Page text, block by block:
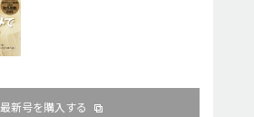
最新号を購入する